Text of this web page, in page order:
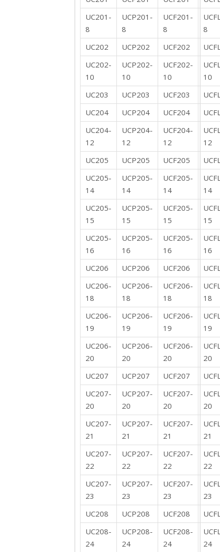
UC201-
8
UCP201-
8
UCF201-
8
8
UC202
UCP202 UCF202
UC202-
10
UCP202-
10
UCF202-
10
10
UC203
UCP203 UCF203
UC204
UCP204 UCF204
UC204-
12
UCP204-
12
UCF204-
12
12
UC205
UCP205 UCF205
UC205-
14
UCP205-
14
UCF205-
14
14
UC205-
15
UCP205-
15
UCF205-
15
15
UC205-
16
UCP205-
16
UCF205-
16
16
UC206
UCP206 UCF206
UC206-
18
UCP206-
18
UCF206-
18
18
UC206-
19
UCP206-
19
UCF206-
19
19
UC206-
20
UCP206-
20
UCF206-
20
20
UC207
UCP207 UCF207
UC207-
20
UCP207-
20
UCF207-
20
20
UC207-
21
UCP207-
21
UCF207-
21
21
UC207-
22
UCP207-
22
UCF207-
22
22
UC207-
23
UCP207-
23
UCF207-
23
23
UC208
UCP208 UCF208
UC208-
24
UCP208-
24
UCF208-
24
24